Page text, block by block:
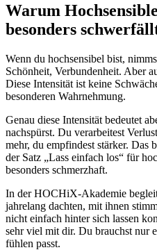
Warum
besonders
Wenn du hochsensibel bist,
Schönheit, Verbundenheit. Aber
Diese Intensität ist keine
besonderen Wahrnehmung.
Genau diese Intensität bedeutet
nachspürst. Du verarbeitest
mehr, du empfindest stärker. Das
der Satz „Lass einfach los“ für
besonders schmerzhaft.
In der HOCHiX-Akademie
jahrelang dachten, mit ihnen
nicht einfach hinter sich lassen
sehr viel mit dir. Du brauchst nur
fühlen passt.